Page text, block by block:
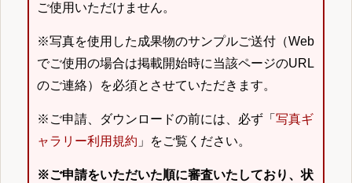
ご使用いただけません。
※写真を使用した成果物のサンプルご送付（Web
でご使用の場合は掲載開始時に当該ページのURL
のご連絡）を必須とさせていただきます。
※ご申請、ダウンロードの前には、必ず「 写真ギ
ャラリー利用規約 」をご覧ください。
※ご申請をいただいた順に審査いたしており、状